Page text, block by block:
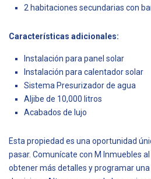
2 habitaciones secundarias con
Características adicionales:
Instalación para panel solar
Instalación para calentador solar
Sistema Presurizador de agua
Aljibe de 10,000 litros
Acabados de lujo
Esta propiedad es una oportunidad
pasar. Comunícate con M Inmuebles
obtener más detalles y programar